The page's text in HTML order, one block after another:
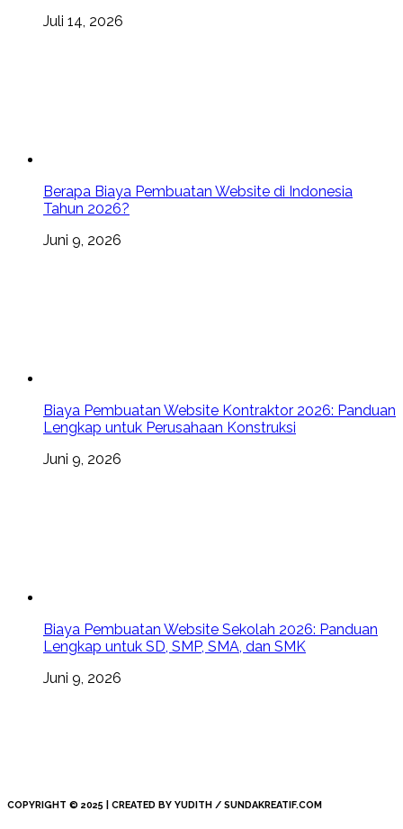
Juli 14, 2026
Berapa Biaya Pembuatan Website di Indonesia
Tahun 2026?
Juni 9, 2026
Biaya Pembuatan Website Kontraktor 2026: Panduan
Lengkap untuk Perusahaan Konstruksi
Juni 9, 2026
Biaya Pembuatan Website Sekolah 2026: Panduan
Lengkap untuk SD, SMP, SMA, dan SMK
Juni 9, 2026
COPYRIGHT © 2025 | CREATED BY YUDITH / SUNDAKREATIF.COM